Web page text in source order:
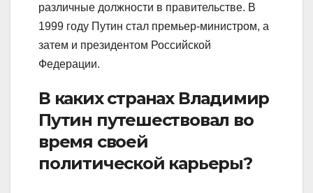
различные должности в правительстве. В
1999 году Путин стал премьер-министром, а
затем и президентом Российской
Федерации.
В каких странах Владимир
Путин путешествовал во
время своей
политической карьеры?